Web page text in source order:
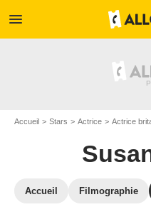
menu
Accueil Stars Actrice Actrice
Accueil Filmographie